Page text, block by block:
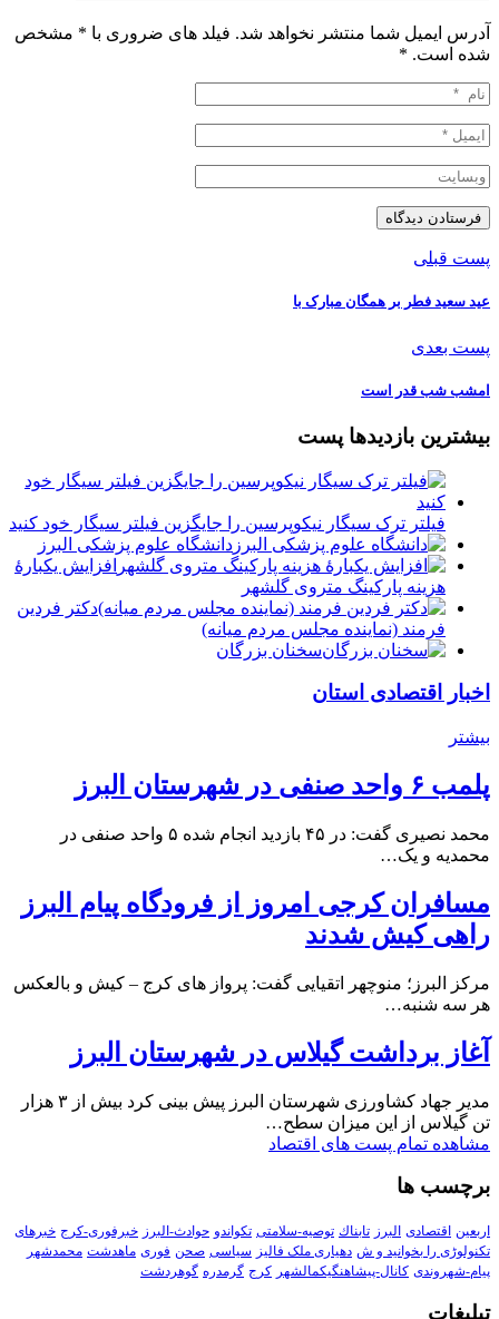
آدرس ایمیل شما منتشر نخواهد شد. فیلد های ضروری با * مشخص
شده است. *
پست قبلی
عید سعید فطر بر همگان مبارک با
پست بعدی
امشب شب قدر است
بیشترین بازدیدها پست
فیلتر ترک سیگار نیکوپرسین را جایگزین فیلتر سیگار خود کنید
دانشگاه علوم پزشکی البرز
افزایش یکبارۀ
هزینه پارکینگ متروی گلشهر
دكتر فردين
فرمند (نماينده مجلس مردم میانه)
سخنان بزرگان
اخبار اقتصادی استان
بیشتر
پلمب ۶ واحد صنفی در شهرستان البرز
محمد نصیری گفت: در ۴۵ بازدید انجام شده ۵ واحد صنفی در
محمدیه و یک…
مسافران کرجی امروز از فرودگاه پیام البرز
راهی کیش شدند
مرکز البرز؛ منوچهر اتقیایی گفت: پرواز های کرج – کیش و بالعکس
هر سه شنبه…
آغاز برداشت گیلاس در شهرستان البرز
مدیر جهاد کشاورزی شهرستان البرز پیش بینی کرد بیش از ۳ هزار
تن گیلاس از این میزان سطح…
مشاهده تمام پست های اقتصاد
برچسب ها
اربعین اقتصادی البرز تابناك توصیه-سلامتی تکواندو حوادث-البرز خبرفوری-کرج خبرهای
تکنولوڑی را بخوانید و ش دهیاری ملک فالیز سیاسی صحن فوری ماهدشت محمدشهر
پیام-شهروندی کانال-پیشاهنگیکمالشهر کرج گرمدره گوهردشت
تبلیغات